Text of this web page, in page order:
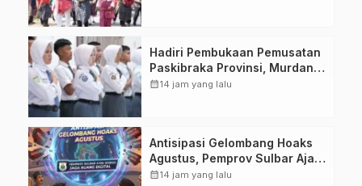
Hadiri Pembukaan Pemusatan
Paskibraka Provinsi, Murdanil:
Ini Membentuk Karakter
calendar_month14 jam yang lalu
Antisipasi Gelombang Hoaks
Agustus, Pemprov Sulbar Ajak
Warga Jaga Ruang Digital
calendar_month14 jam yang lalu